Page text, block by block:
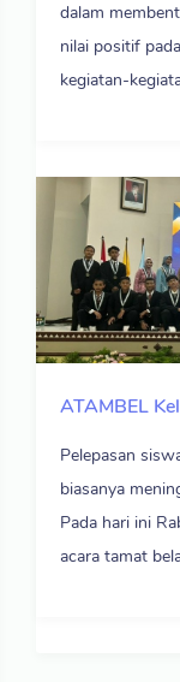
dalam
nilai positif
kegiatan-
ATAMBEL
Pelepasan
biasanya
Pada hari ini
acara tamat